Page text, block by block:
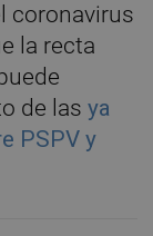
coronavirus
la recta
de lasya
PSPV y